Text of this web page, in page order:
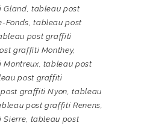
Gland tableau post
Fonds ,tableau post
post graffiti
graffiti Monthey,
, tableau post
post graffiti
graffiti Nyon ,tableau
post graffiti Renens
Sierre tableau post